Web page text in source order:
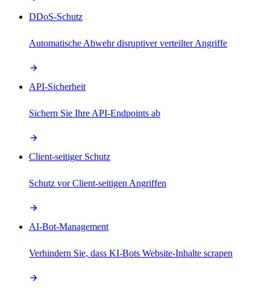
DDoS-Schutz
Automatische Abwehr disruptiver verteilter Angriffe
API-Sicherheit
Sichern Sie Ihre API-Endpoints ab
Client-seitiger Schutz
Schutz vor Client-seitigen Angriffen
AI-Bot-Management
Verhindern Sie, dass KI-Bots Website-Inhalte scrapen